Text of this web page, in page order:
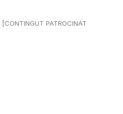
CONTINGUT PATROCINAT